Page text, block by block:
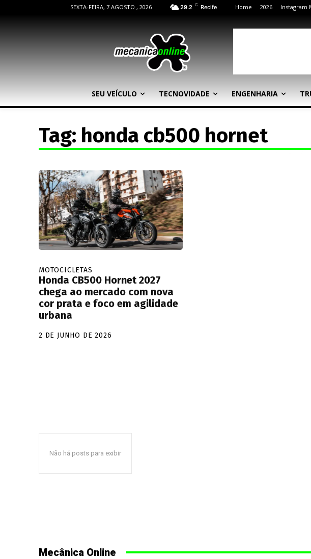
SEXTA-FEIRA, 7 AGOSTO , 2026 29.2 C Recife Home 2026 Instagram
SEU VEÍCULO TECNOVIDADE ENGENHARIA
Tag: honda cb500 hornet
MOTOCICLETAS
Honda CB500 Hornet 2027
chega ao mercado com nova
cor prata e foco em agilidade
urbana
2 DE JUNHO DE 2026
Não há posts para exibir
Mecânica Online